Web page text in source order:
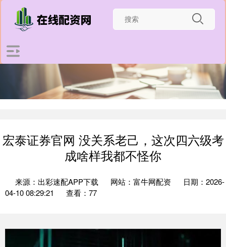
宏泰证券官网 没关系老己，这次四六级考
成啥样我都不怪你
来源：出彩速配APP下载 网站：富牛网配资
日期：2026-
04-10 08:29:21
查看：77